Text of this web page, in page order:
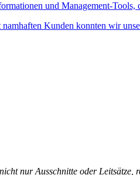
und Management-
Kunden konnten wir
nur Ausschnitte oder